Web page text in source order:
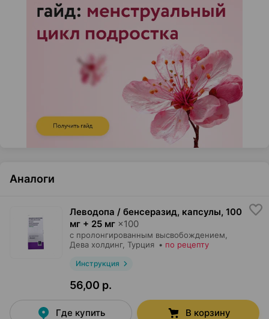
Аналоги
Леводопа / бенсеразид, капсулы, 100
мг + 25 мг ×100
с пролонгированным высвобождением,
Дева холдинг, Турция • по рецепту
Инструкция
56,00 р.
Где купить В корзину